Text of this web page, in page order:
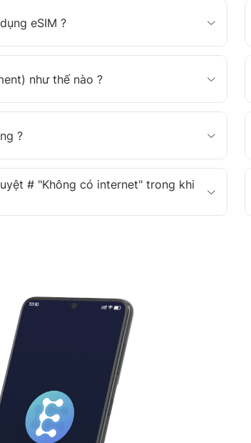
eSIM ?
như thế nào ?
?
# "Không có internet" trong khi